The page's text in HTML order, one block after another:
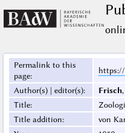
Permalink to this
page:
https://
Author(s) | editor(s): Frisch
Title:
Title addition:
von